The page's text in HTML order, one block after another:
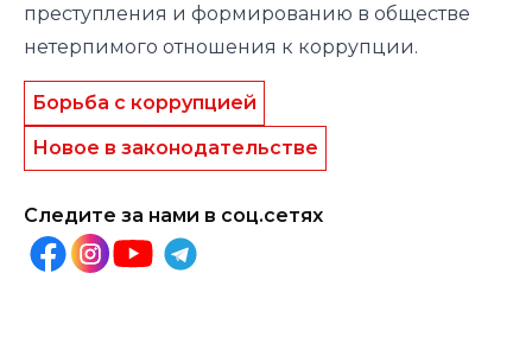
преступления и формированию в обществе
нетерпимого отношения к коррупции.
Борьба с коррупцией
Новое в законодательстве
Следите за нами в соц.сетях